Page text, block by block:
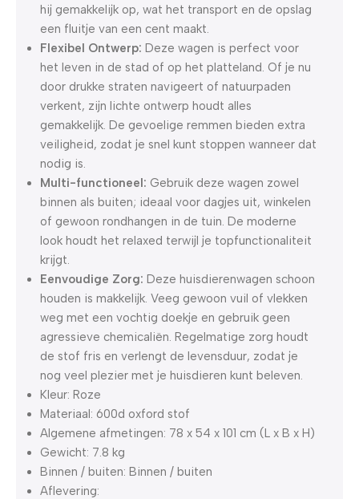
hij gemakkelijk op, wat het transport en de opslag
een fluitje van een cent maakt.
Flexibel Ontwerp: Deze wagen is perfect voor
het leven in de stad of op het platteland. Of je nu
door drukke straten navigeert of natuurpaden
verkent, zijn lichte ontwerp houdt alles
gemakkelijk. De gevoelige remmen bieden extra
veiligheid, zodat je snel kunt stoppen wanneer dat
nodig is.
Multi-functioneel: Gebruik deze wagen zowel
binnen als buiten; ideaal voor dagjes uit, winkelen
of gewoon rondhangen in de tuin. De moderne
look houdt het relaxed terwijl je topfunctionaliteit
krijgt.
Eenvoudige Zorg: Deze huisdierenwagen schoon
houden is makkelijk. Veeg gewoon vuil of vlekken
weg met een vochtig doekje en gebruik geen
agressieve chemicaliën. Regelmatige zorg houdt
de stof fris en verlengt de levensduur, zodat je
nog veel plezier met je huisdieren kunt beleven.
Kleur: Roze
Materiaal: 600d oxford stof
Algemene afmetingen: 78 x 54 x 101 cm (L x B x H)
Gewicht: 7.8 kg
Binnen / buiten: Binnen / buiten
Aflevering: